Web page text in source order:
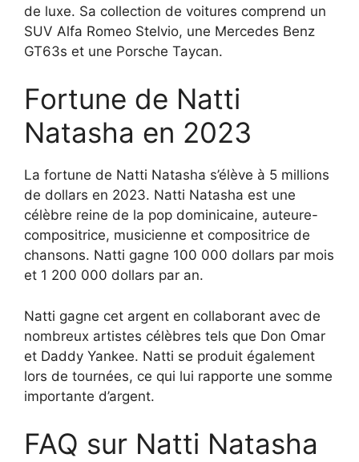
de luxe. Sa collection de voitures comprend un
SUV Alfa Romeo Stelvio, une Mercedes Benz
GT63s et une Porsche Taycan.
Fortune de Natti
Natasha en 2023
La fortune de Natti Natasha s’élève à 5 millions
de dollars en 2023. Natti Natasha est une
célèbre reine de la pop dominicaine, auteure-
compositrice, musicienne et compositrice de
chansons. Natti gagne 100 000 dollars par mois
et 1 200 000 dollars par an.
Natti gagne cet argent en collaborant avec de
nombreux artistes célèbres tels que Don Omar
et Daddy Yankee. Natti se produit également
lors de tournées, ce qui lui rapporte une somme
importante d’argent.
FAQ sur Natti Natasha